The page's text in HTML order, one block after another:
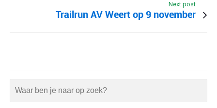
Next post
Trailrun AV Weert op 9 november